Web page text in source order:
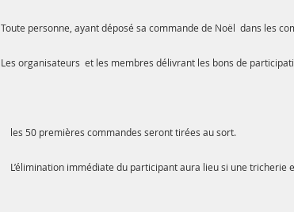
Toute personne, ayant déposé sa commande de Noël dans les
Les organisateurs et les membres délivrant les bons de
les 50 premières commandes seront tirées au sort.
L’élimination immédiate du participant aura lieu si une tricherie